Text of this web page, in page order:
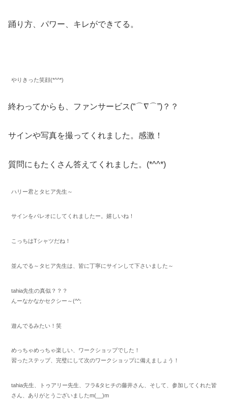
踊り方、パワー、キレができてる。
やりきった笑顔(*^^*)
終わってからも、ファンサービス(“⌒∇⌒”)？？
サインや写真を撮ってくれました。感激！
質問にもたくさん答えてくれました。(*^^*)
ハリー君とタヒア先生～
サインをパレオにしてくれましたー。嬉しいね！
こっちはTシャツだね！
並んでる～タヒア先生は、皆に丁寧にサインして下さいました～
tahia先生の真似？？？
んーなかなかセクシー～(^^;
遊んでるみたい！笑
めっちゃめっちゃ楽しい、ワークショップでした！
習ったステップ、完璧にして次のワークショップに備えましょう！
tahia先生、トゥアリー先生、フラ&タヒチの藤井さん、そして、参加してくれた皆
さん、ありがとうございましたm(__)m